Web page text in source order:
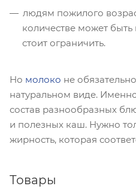
людям пожилого
количестве может быть
стоит ограничить.
Но молоко не
натуральном виде.
состав разнообразных
и полезных каш. Нужно
жирность, которая
Товары